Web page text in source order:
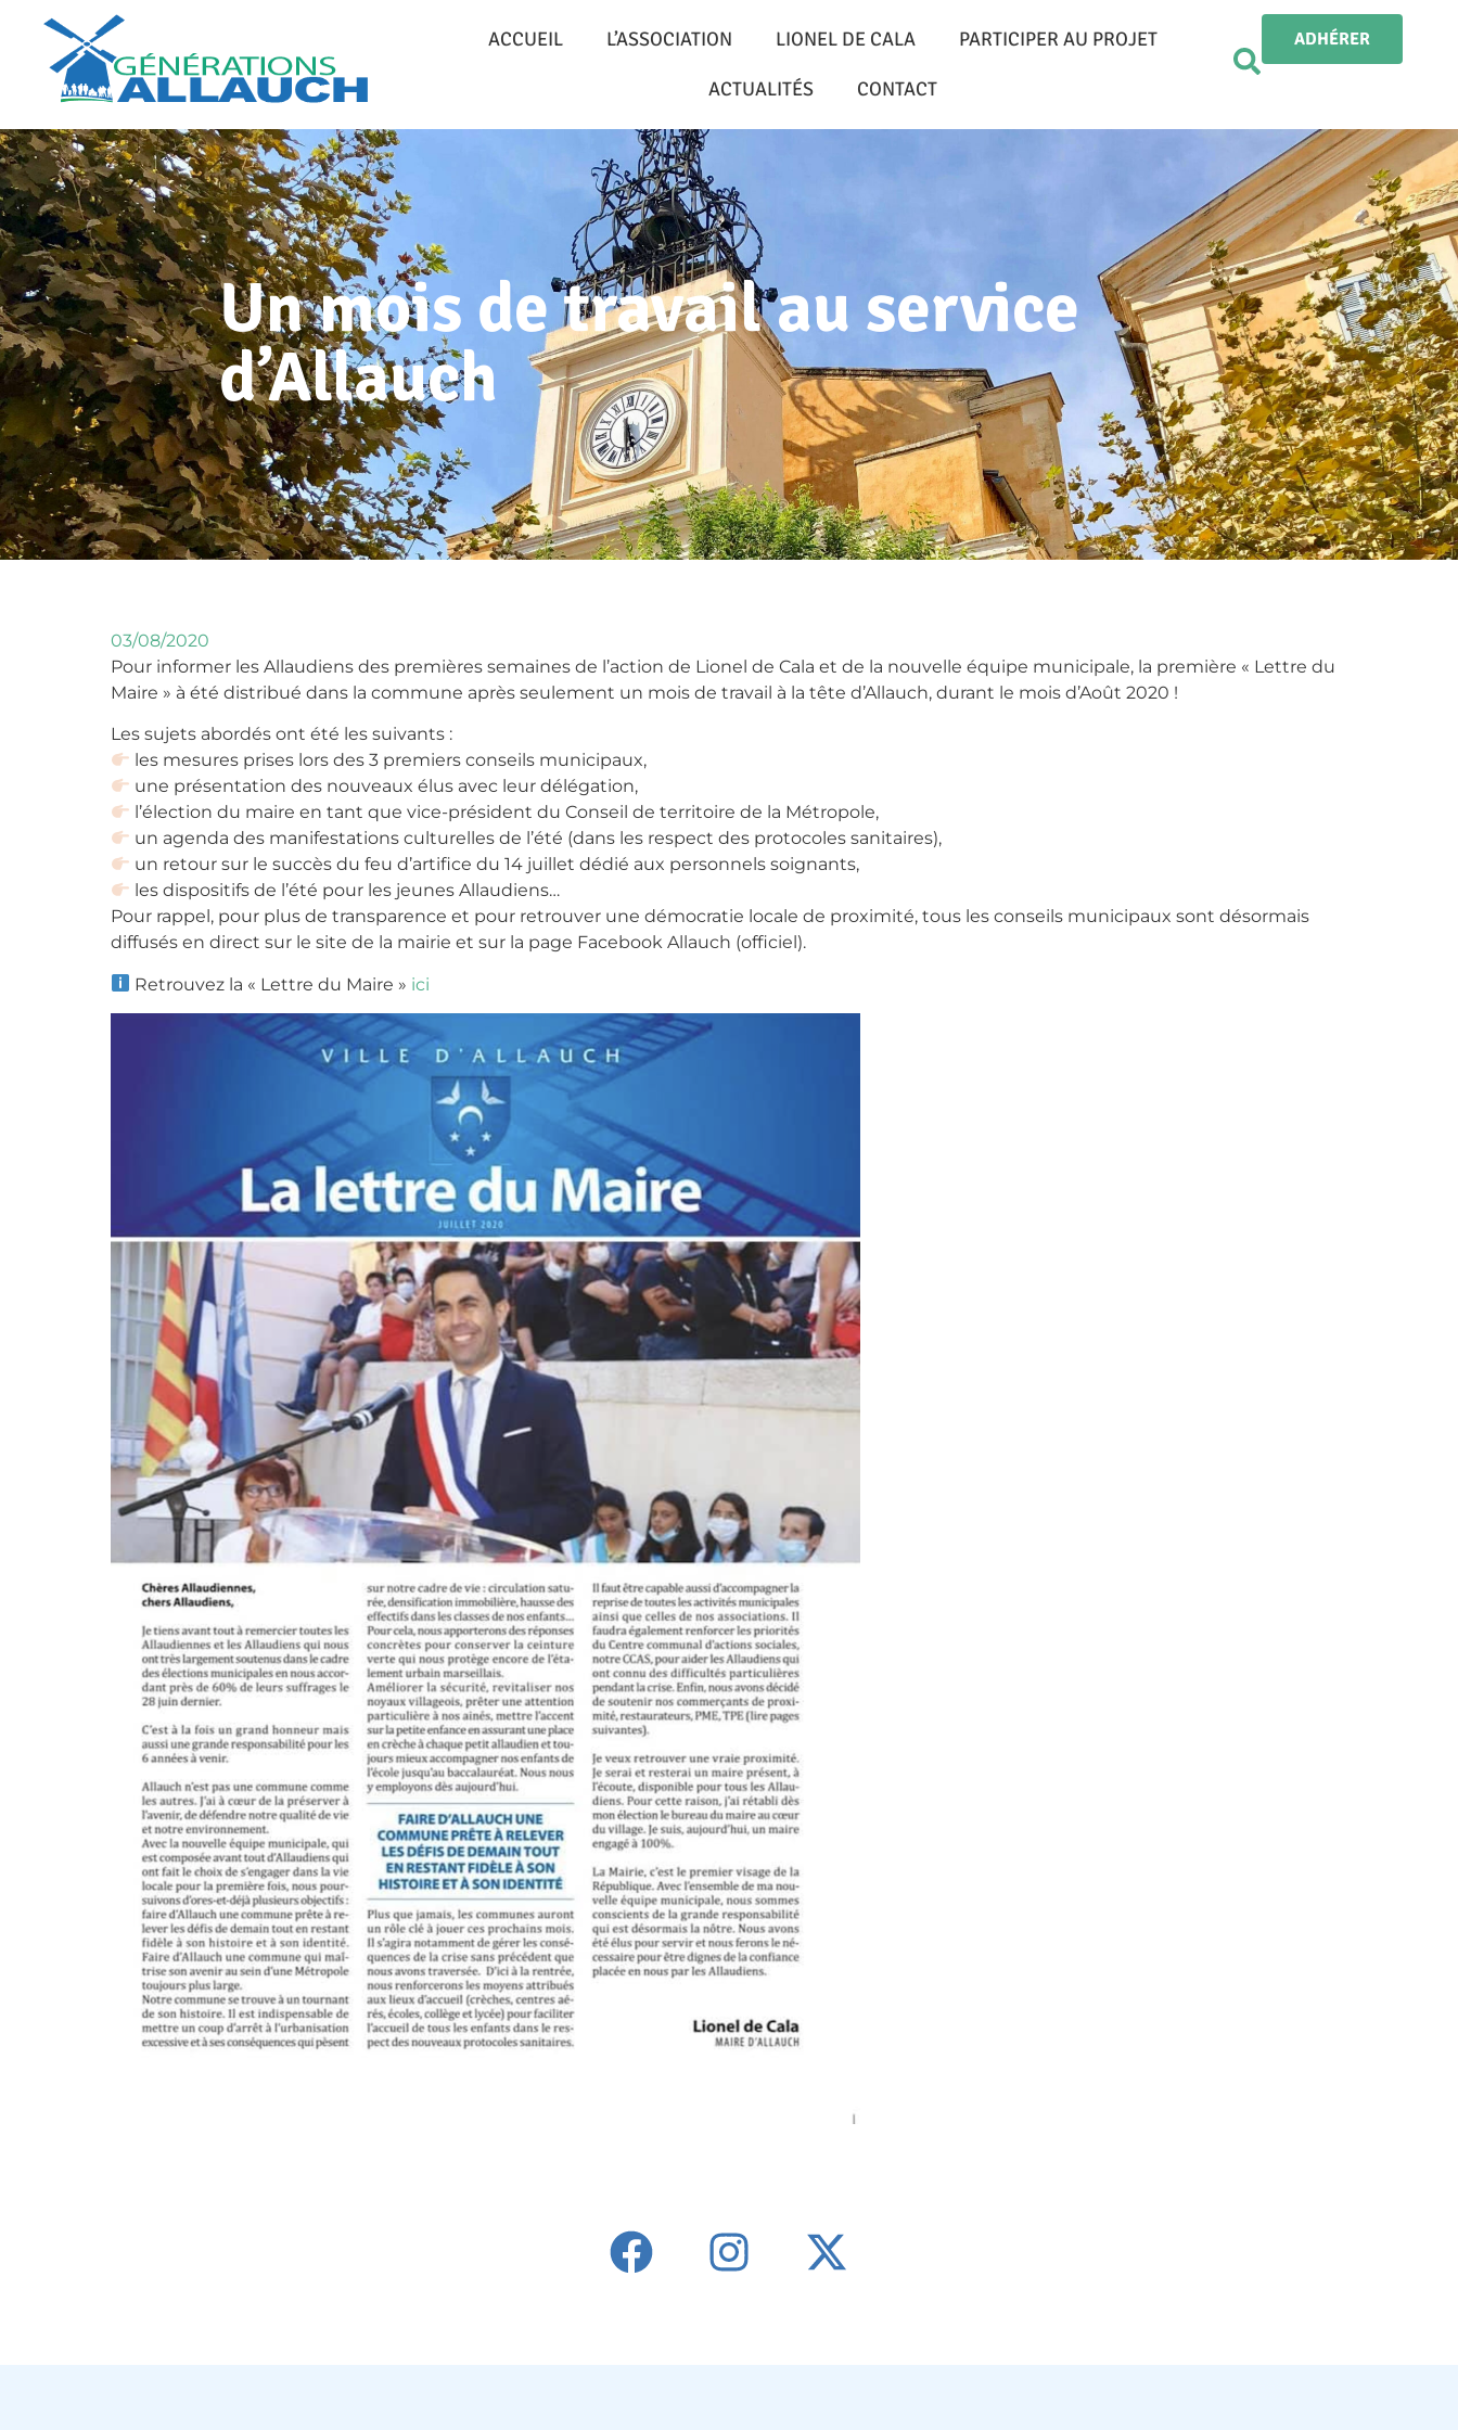
ACCUEIL L’ASSOCIATION LIONEL DE CALA PARTICIPER AU PROJET
ACTUALITÉS CONTACT
ADHÉRER
Un mois de travail au service
d’Allauch
03/08/2020
Pour informer les Allaudiens des premières semaines de l’action de Lionel de Cala et de la nouvelle équipe municipale, la première « Lettre du
Maire » à été distribué dans la commune après seulement un mois de travail à la tête d’Allauch, durant le mois d’Août 2020 !
Les sujets abordés ont été les suivants :
les mesures prises lors des 3 premiers conseils municipaux,
une présentation des nouveaux élus avec leur délégation,
l’élection du maire en tant que vice-président du Conseil de territoire de la Métropole,
un agenda des manifestations culturelles de l’été (dans les respect des protocoles sanitaires),
un retour sur le succès du feu d’artifice du 14 juillet dédié aux personnels soignants,
les dispositifs de l’été pour les jeunes Allaudiens…
Pour rappel, pour plus de transparence et pour retrouver une démocratie locale de proximité, tous les conseils municipaux sont désormais
diffusés en direct sur le site de la mairie et sur la page Facebook Allauch (officiel).
Retrouvez la « Lettre du Maire » ici